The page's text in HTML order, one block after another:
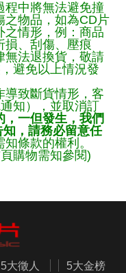
程中將無法避免撞
之物品，如為CD片
之情形，例：商品
損、刮傷、壓痕
無法退換貨，敬請
避免以上情況發
導致斷貨情形，客
知），並取消訂
，一但發生，我們
，請務必留意任
條款的權利。
購物需知參閱)
5大徵人 5大金榜